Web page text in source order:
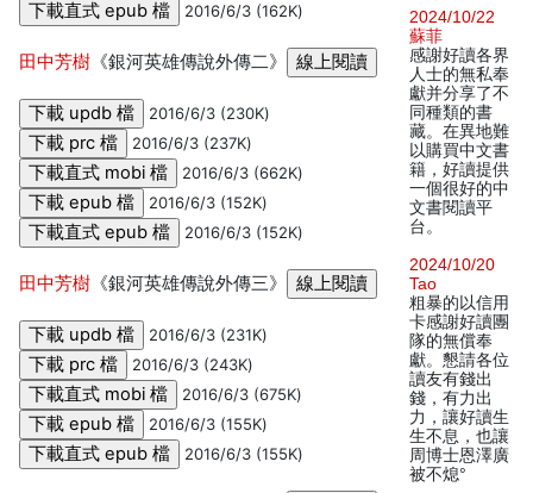
2016/6/3 (162K)
田中芳樹 《銀河英雄傳說外傳二》
2016/6/3 (230K)
2016/6/3 (237K)
2016/6/3 (662K)
2016/6/3 (152K)
2016/6/3 (152K)
田中芳樹 《銀河英雄傳說外傳三》
2016/6/3 (231K)
2016/6/3 (243K)
2016/6/3 (675K)
2016/6/3 (155K)
2016/6/3 (155K)
2024/10/22
蘇菲
感謝好讀各界
人士的無私奉
獻并分享了不
同種類的書
藏。在異地難
以購買中文書
籍，好讀提供
一個很好的中
文書閱讀平
台。
2024/10/20
Tao
粗暴的以信用
卡感謝好讀團
隊的無償奉
獻。懇請各位
讀友有錢出
錢，有力出
力，讓好讀生
生不息，也讓
周博士恩澤廣
被不熄°